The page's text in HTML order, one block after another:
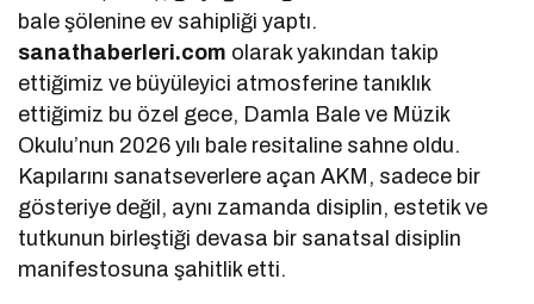
bale şölenine ev sahipliği yaptı.
sanathaberleri.com olarak yakından takip
ettiğimiz ve büyüleyici atmosferine tanıklık
ettiğimiz bu özel gece, Damla Bale ve Müzik
Okulu’nun 2026 yılı bale resitaline sahne oldu.
Kapılarını sanatseverlere açan AKM, sadece bir
gösteriye değil, aynı zamanda disiplin, estetik ve
tutkunun birleştiği devasa bir sanatsal disiplin
manifestosuna şahitlik etti.